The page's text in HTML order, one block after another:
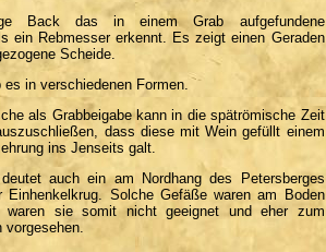
Back das in einem Grab aufgefundene
ein Rebmesser erkennt. Es zeigt einen Geraden
Scheide.
in verschiedenen Formen.
als Grabbeigabe kann in die spätrömische Zeit
dass diese mit Wein gefüllt einem
ins Jenseits galt.
auch ein am Nordhang des Petersberges
Einhenkelkrug. Solche Gefäße waren am Boden
waren sie somit nicht geeignet und eher zum
vorgesehen.